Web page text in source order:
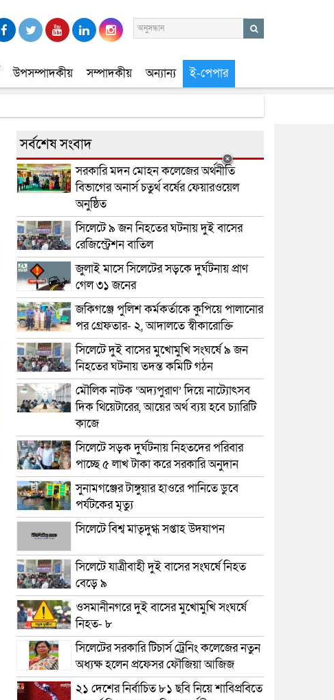
উপসম্পাদকীয় সম্পাদকীয় অন্যান্য ই-পেপার
সর্বশেষ সংবাদ
সরকারি মদন মোহন কলেজের অর্থনীতি
বিভাগের অনার্স চতুর্থ বর্ষের ফেয়ারওয়েল
অনুষ্ঠিত
সিলেটে ৯ জন নিহতের ঘটনায় দুই বাসের
রেজিস্ট্রেশন বাতিল
জুলাই মাসে সিলেটের সড়কে দুর্ঘটনায় প্রাণ
গেল ৩১ জনের
জকিগঞ্জে পুলিশ কর্মকর্তাকে কুপিয়ে পালানোর
পর গ্রেফতার- ২, আদালতে স্বীকারোক্তি
সিলেটে দুই বাসের মুখোমুখি সংঘর্ষে ৯ জন
নিহতের ঘটনায় তদন্ত কমিটি গঠন
মৌলিক নাটক ‘অদ্যপুরাণ’ দিয়ে নাট্যোৎসব
দিক থিয়েটারের, আয়ের অর্থ ব্যয় হবে চ্যারিটি
কাজে
সিলেটে সড়ক দুর্ঘটনায় নিহতদের পরিবার
পাচ্ছে ৫ লাখ টাকা করে সরকারি অনুদান
সুনামগঞ্জের টাঙ্গুয়ার হাওরে পানিতে ডুবে
পর্যটকের মৃত্যু
সিলেটে বিশ্ব মাতৃদুগ্ধ সপ্তাহ উদযাপন
সিলেটে যাত্রীবাহী দুই বাসের সংঘর্ষে নিহত
বেড়ে ৯
ওসমানীনগরে দুই বাসের মুখোমুখি সংঘর্ষে
নিহত- ৮
সিলেটের সরকারি টিচার্স ট্রেনিং কলেজের নতুন
অধ্যক্ষ হলেন প্রফেসর ফৌজিয়া আজিজ
২১ দেশের নির্বাচিত ৮১ ছবি নিয়ে শাবিপ্রবিতে